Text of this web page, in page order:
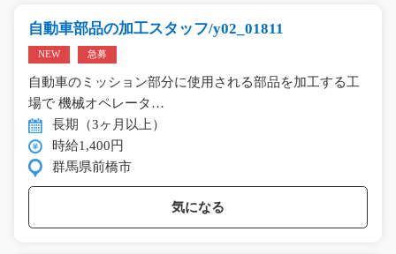
自動車部品の加工スタッフ/y02_01811
NEW 急募
自動車のミッション部分に使用される部品を加工する工
場で 機械オペレータ…
長期（3ヶ月以上）
時給1,400円
群馬県前橋市
気になる